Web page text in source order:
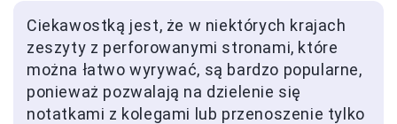
Ciekawostką jest, że w niektórych krajach
zeszyty z perforowanymi stronami, które
można łatwo wyrywać, są bardzo popularne,
ponieważ pozwalają na dzielenie się
notatkami z kolegami lub przenoszenie tylko